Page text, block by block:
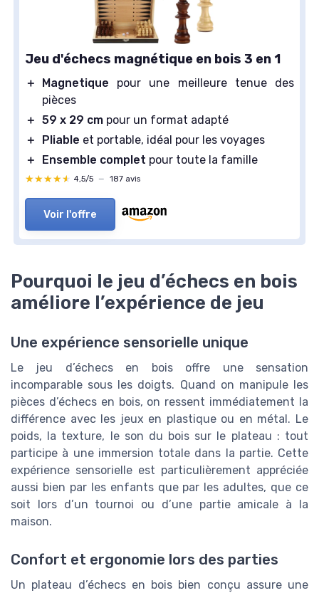
Jeu d'échecs magnétique en bois 3 en 1
＋ Magnetique pour une meilleure tenue des
pièces
＋ 59 x 29 cm pour un format adapté
＋
Pliable et portable, idéal pour les voyages
＋
Ensemble complet pour toute la famille
★★★★★
★★★★★ 4,5/5 — 187 avis
Voir l'offre
Pourquoi le jeu d’échecs en bois
améliore l’expérience de jeu
Une expérience sensorielle unique
Le jeu d’échecs en bois offre une sensation
incomparable sous les doigts. Quand on manipule les
pièces d’échecs en bois, on ressent immédiatement la
différence avec les jeux en plastique ou en métal. Le
poids, la texture, le son du bois sur le plateau : tout
participe à une immersion totale dans la partie. Cette
expérience sensorielle est particulièrement appréciée
aussi bien par les enfants que par les adultes, que ce
soit lors d’un tournoi ou d’une partie amicale à la
maison.
Confort et ergonomie lors des parties
Un plateau d’échecs en bois bien conçu assure une